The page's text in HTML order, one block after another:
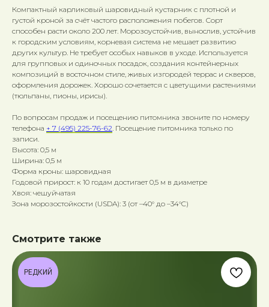
Компактный карликовый шаровидный кустарник с плотной и
густой кроной за счёт частого расположения побегов. Сорт
способен расти около 200 лет. Морозоустойчив, вынослив, устойчив
к городским условиям, корневая система не мешает развитию
других культур. Не требует особых навыков в уходе. Используется
для групповых и одиночных посадок, создания контейнерных
композиций в восточном стиле, живых изгородей террас и скверов,
оформления дорожек. Хорошо сочетается с цветущими растениями
(тюльпаны, пионы, ирисы).
По вопросам продаж и посещению питомника звоните по номеру
телефона + 7 (495) 225-76-62 . Посещение питомника только по
записи.
Высота: 0,5 м
Ширина: 0,5 м
Форма кроны: шаровидная
Годовой прирост: к 10 годам достигает 0,5 м в диаметре
Хвоя: чешуйчатая
Зона морозостойкости (USDA): 3 (от –40° до –34°C)
Смотрите также
РЕДКИЙ